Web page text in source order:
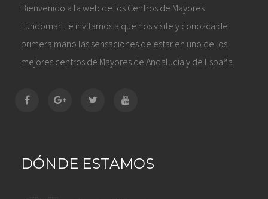
Bienvenido a la web de los Centros de Mayores
Fundomar. Le invitamos a que nos visite y conozca de
primera mano las sensaciones de estar en uno de los
mejores centros de Mayores de Andalucía y de España.
DÓNDE ESTAMOS